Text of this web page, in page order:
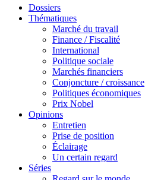
Dossiers
Thématiques
Marché du travail
Finance / Fiscalité
International
Politique sociale
Marchés financiers
Conjoncture / croissance
Politiques économiques
Prix Nobel
Opinions
Entretien
Prise de position
Éclairage
Un certain regard
Séries